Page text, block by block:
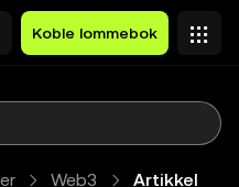
Koble lommebok
Web3 Artikkel